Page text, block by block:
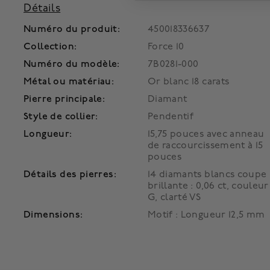
Détails
Numéro du produit:
450018336637
Collection:
Force 10
Numéro du modèle:
7B0281-000
Métal ou matériau:
Or blanc 18 carats
Pierre principale:
Diamant
Style de collier:
Pendentif
Longueur:
15,75 pouces avec anneau
de raccourcissement à 15
pouces
Détails des pierres:
14 diamants blancs coupe
brillante : 0,06 ct, couleur
G, clarté VS
Dimensions:
Motif : Longueur 12,5 mm